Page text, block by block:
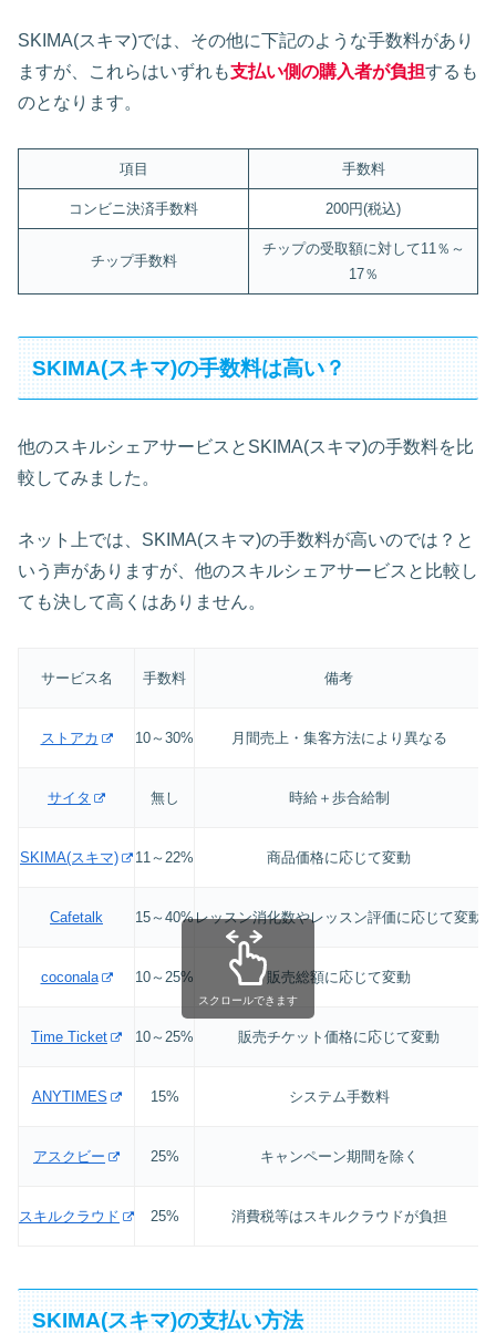
SKIMA(スキマ)では、その他に下記のような手数料があり
ますが、これらはいずれも支払い側の購入者が負担するも
のとなります。
項目 手数料
コンビニ決済手数料 200円(税込)
チップ手数料
チップの受取額に対して11％～
17％
SKIMA(スキマ)の手数料は高い？
他のスキルシェアサービスとSKIMA(スキマ)の手数料を比
較してみました。
ネット上では、SKIMA(スキマ)の手数料が高いのでは？と
いう声がありますが、他のスキルシェアサービスと比較し
ても決して高くはありません。
サービス名 手数料 備考
ストアカ 10～30% 月間売上・集客方法により異なる
サイタ 無し 時給＋歩合給制
SKIMA(スキマ) 11～22% 商品価格に応じて変動
Cafetalk 15～40%レッスン消化数やレッスン評価に応じて変動
coconala 10～25% 販売総額に応じて変動
Time Ticket 10～25% 販売チケット価格に応じて変動
ANYTIMES 15% システム手数料
アスクビー 25% キャンペーン期間を除く
スキルクラウド 25% 消費税等はスキルクラウドが負担
スクロールできます
SKIMA(スキマ)の支払い方法